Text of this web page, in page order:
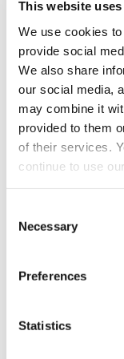
This website
We use cookies
provide social
We also share
our social media,
may combine it
provided to them
of their services.
continue to use
Selection
Necessary
Preferences
Statistics
d’objets qui
Pensez
de mode,
d’album
moodboard.
Une fois
tons et des
concentrez-
qu’une